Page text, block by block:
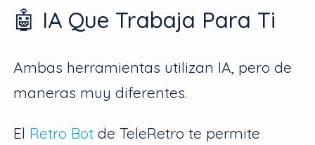
🤖 IA Que Trabaja Para Ti
Ambas herramientas utilizan IA, pero de
maneras muy diferentes.
El Retro Bot de TeleRetro te permite